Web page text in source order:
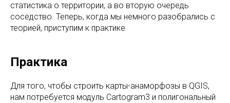
статистика о территории, а во вторую очередь
соседство. Теперь, когда мы немного разобрались с
теорией, приступим к практике
Практика
Для того, чтобы строить карты-анаморфозы в QGIS,
нам потребуется модуль Cartogram3 и полигональный